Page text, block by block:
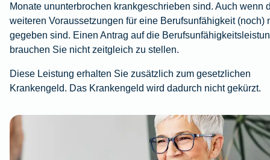
Monate ununterbrochen krankgeschrieben sind. Auch wenn
weiteren Voraussetzungen für eine Berufsunfähigkeit (noch)
gegeben sind. Einen Antrag auf die
brauchen Sie nicht zeitgleich zu stellen.
Diese Leistung erhalten Sie zusätzlich zum gesetzlichen
Krankengeld. Das Krankengeld wird dadurch nicht gekürzt.